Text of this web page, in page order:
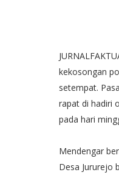
kekosongan
setempat.
rapat di hadiri
pada hari
Mendengar
Desa Jururejo